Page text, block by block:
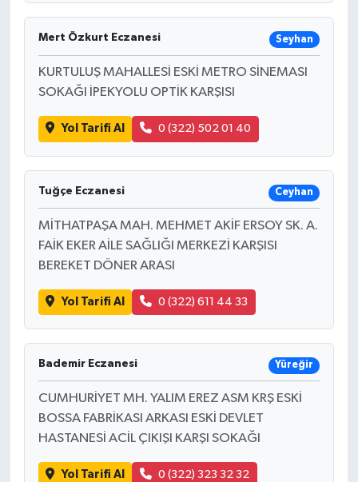
Mert Özkurt Eczanesi Seyhan
KURTULUŞ MAHALLESİ ESKİ METRO SİNEMASI
SOKAĞI İPEKYOLU OPTİK KARŞISI
Yol Tarifi Al 0 (322) 502 01 40
Tuğçe Eczanesi Ceyhan
MİTHATPAŞA MAH. MEHMET AKİF ERSOY SK. A.
FAİK EKER AİLE SAĞLIĞI MERKEZİ KARŞISI
BEREKET DÖNER ARASI
Yol Tarifi Al 0 (322) 611 44 33
Bademir Eczanesi Yüreğir
CUMHURİYET MH. YALIM EREZ ASM KRŞ ESKİ
BOSSA FABRİKASI ARKASI ESKİ DEVLET
HASTANESİ ACİL ÇIKIŞI KARŞI SOKAĞI
Yol Tarifi Al 0 (322) 323 32 32